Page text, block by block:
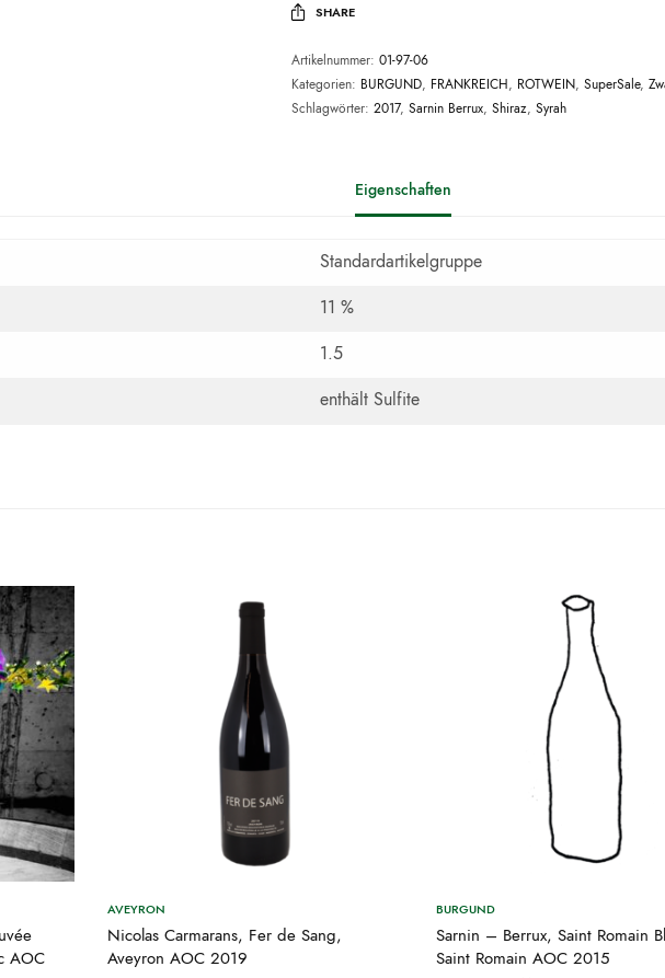
SHARE
Artikelnummer: 01-97-06
Kategorien: BURGUND, FRANKREICH, ROTWEIN, SuperSale,
Schlagwörter: 2017, Sarnin Berrux, Shiraz, Syrah
Eigenschaften
Standardartikelgruppe
11 %
1.5
enthält Sulfite
AOC
AVEYRON
Nicolas Carmarans, Fer de Sang,
Aveyron AOC 2019
BURGUND
Sarnin – Berrux, Saint Romain
Saint Romain AOC 2015